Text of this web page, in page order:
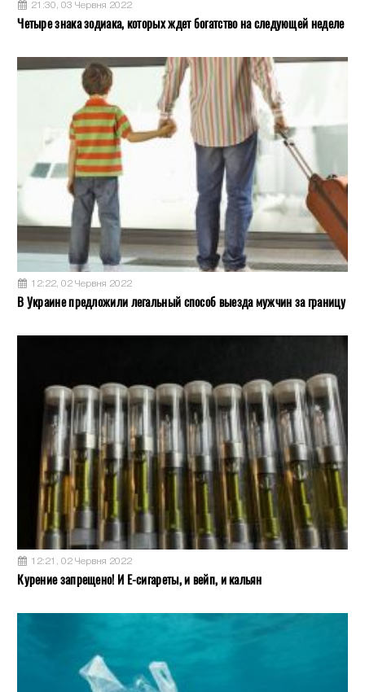
21:30, 03 Червня 2022
Четыре знака зодиака, которых ждет богатство на следующей неделе
12:22, 02 Червня 2022
В Украине предложили легальный способ выезда мужчин за границу
12:21, 02 Червня 2022
Курение запрещено! И Е-сигареты, и вейп, и кальян